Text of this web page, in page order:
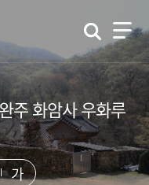
주 화암사 우화루
가